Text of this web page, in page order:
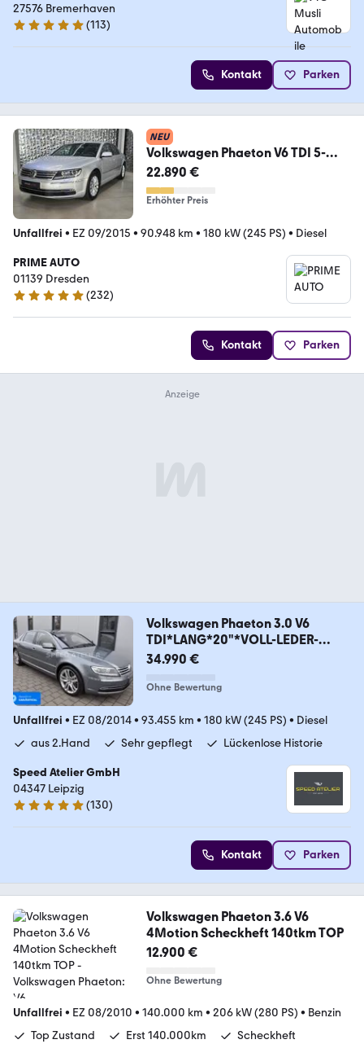
27576 Bremerhaven
5 Sterne
(113)
Kontakt Parken
NEU
Volkswagen Phaeton V6 TDI 5-
Sitzer 4Motion
22.890 €
Erhöhter Preis
Unfallfrei • EZ 09/2015 • 90.948 km • 180 kW (245 PS) • Diesel
PRIME AUTO
01139 Dresden
4.8 Sterne
(232)
Kontakt Parken
Volkswagen Phaeton 3.0 V6
TDI*LANG*20"*VOLL-LEDER-
AUSS*DYN
34.990 €
Ohne Bewertung
Unfallfrei • EZ 08/2014• 93.455 km • 180 kW (245 PS) • Diesel
aus 2.Hand
Sehr gepflegt Lückenlose Historie
Speed Atelier GmbH
04347 Leipzig
5 Sterne
(130)
Kontakt Parken
Volkswagen Phaeton 3.6 V6
4Motion Scheckheft 140tkm TOP
12.900 €
Ohne Bewertung
Unfallfrei • EZ 08/2010 • 140.000 km • 206 kW (280 PS) • Benzin
Top Zustand
Erst 140.000km Scheckheft